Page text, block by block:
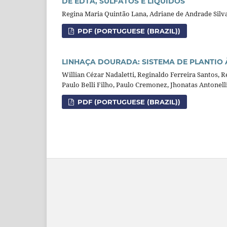
Regina Maria Quintão Lana, Adriane de Andrade
PDF (PORTUGUESE (BRAZIL))
LINHAÇA DOURADA: SISTEMA DE PLANTIO
Willian Cézar Nadaletti, Reginaldo Ferreira Santos,
Paulo Belli Filho, Paulo Cremonez, Jhonatas
PDF (PORTUGUESE (BRAZIL))